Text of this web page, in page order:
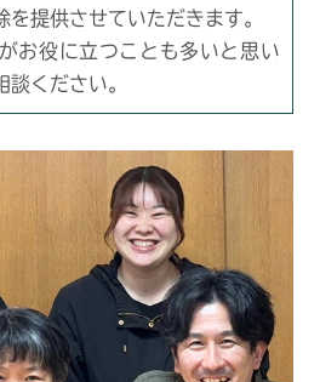
を提供させていただきます。
お役に立つことも多いと思い
談ください。